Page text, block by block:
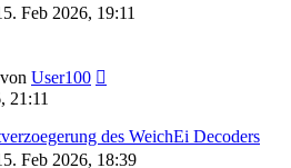
Feb 2026, 19:11
von User100
21:11
des WeichEi Decoders
Feb 2026, 18:39